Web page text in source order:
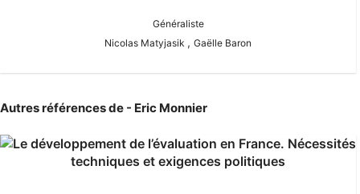
Généraliste
Nicolas Matyjasik , Gaëlle Baron
Autres références de - Eric Monnier